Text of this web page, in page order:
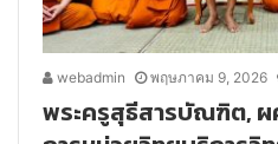
webadmin พฤษภาคม 9, 2026
พระครูสุธีสารบัณฑิต, ผ